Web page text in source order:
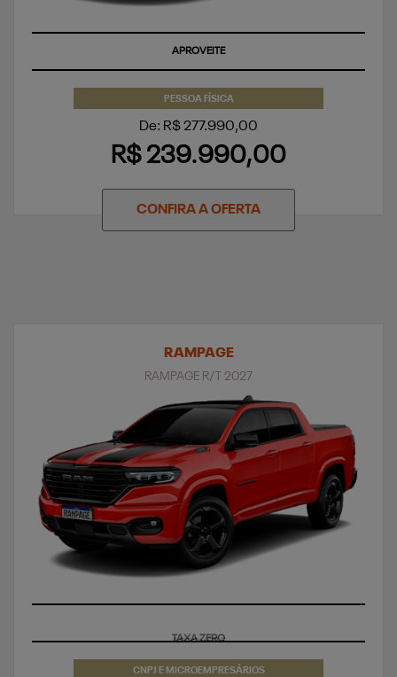
APROVEITE
PESSOA FÍSICA
De: R$ 277.990,00
R$ 239.990,00
CONFIRA A OFERTA
RAMPAGE
RAMPAGE R/T 2027
CNPJ E MICROEMPRESÁRIOS